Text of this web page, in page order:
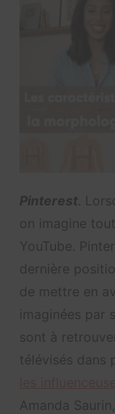
Pinterest.
on imagine
YouTube.
dernière
de mettre en
imaginées
sont à
télévisés dans
Amanda